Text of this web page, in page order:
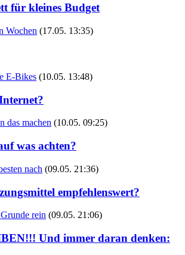
für kleines Budget
Wochen (17.05. 13:35)
E-Bikes (10.05. 13:48)
das machen (10.05. 09:25)
was achten?
nach (09.05. 21:36)
empfehlenswert?
rein (09.05. 21:06)
Und immer daran denken: